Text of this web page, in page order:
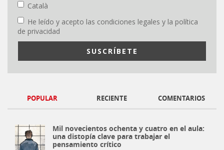
Català
He leído y acepto las condiciones legales y la política
de privacidad
POPULAR RECIENTE COMENTARIOS
Mil novecientos ochenta y cuatro en el aula:
una distopía clave para trabajar el
pensamiento crítico